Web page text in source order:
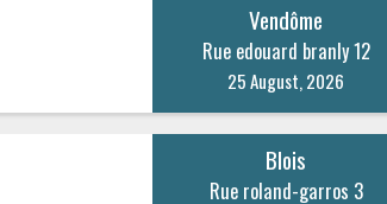
Vendôme
Rue edouard branly 12
25 August, 2026
Blois
Rue roland-garros 3